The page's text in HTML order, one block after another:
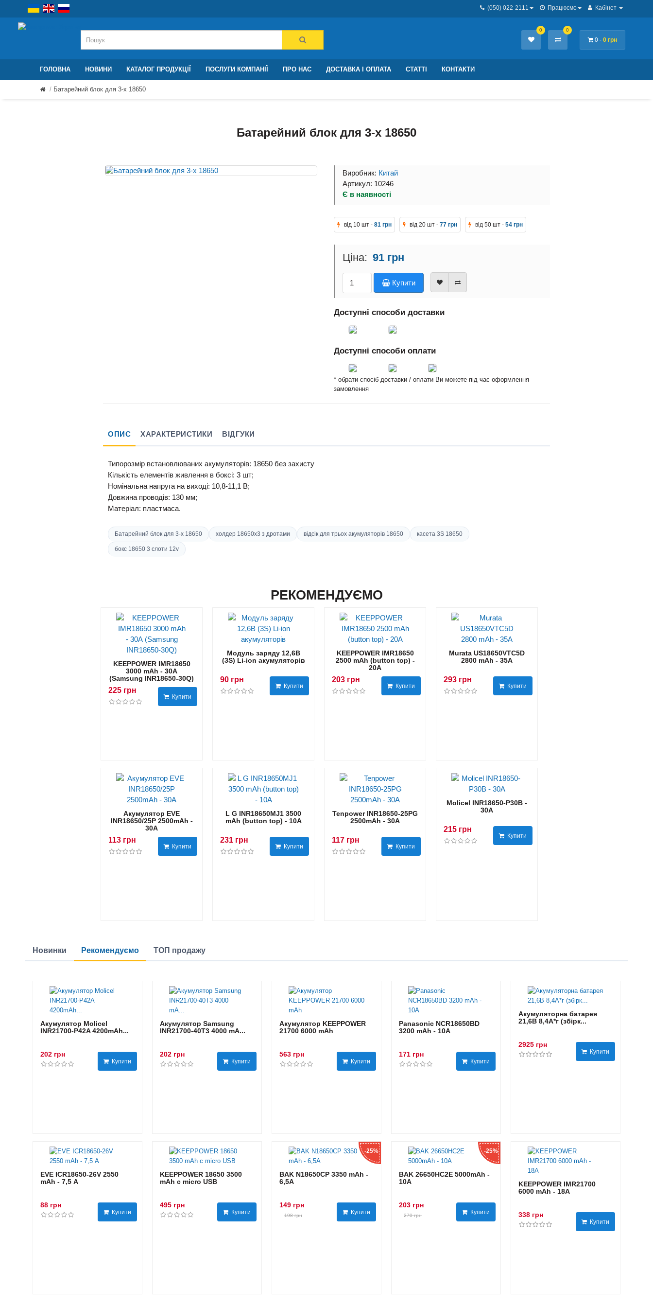
(050) 022-2111 Працюємо Кабінет
0 - 0 грн
0 0
ГОЛОВНА НОВИНИ КАТАЛОГ ПРОДУКЦІЇ ПОСЛУГИ КОМПАНІЇ ПРО НАС ДОСТАВКА І ОПЛАТА СТАТТІ КОНТАКТИ
Батарейний блок для 3-х 18650
Батарейний блок для 3-х 18650
Виробник: Китай
Артикул: 10246
Є в наявності
від 10 шт - 81 грн від 20 шт - 77 грн від 50 шт - 54 грн
91 грн
Купити
Доступні способи доставки
Доступні способи оплати
* обрати спосіб доставки / оплати Ви можете під час оформлення
замовлення
ОПИС ХАРАКТЕРИСТИКИ ВІДГУКИ
Типорозмір встановлюваних акумуляторів: 18650 без захисту
Кількість елементів живлення в боксі: 3 шт;
Номінальна напруга на виході: 10,8-11,1 В;
Довжина проводів: 130 мм;
Матеріал: пластмаса.
Батарейний блок для 3-х 18650 холдер 18650х3 з дротами відсік для трьох акумуляторів 18650 касета 3S 18650
бокс 18650 3 слоти 12v
РЕКОМЕНДУЄМО
KEEPPOWER IMR18650
3000 mAh - 30А
(Samsung INR18650-30Q)
225 грн
Купити
Модуль заряду 12,6В
(3S) Li-ion акумуляторів
90 грн
Купити
KEEPPOWER IMR18650
2500 mAh (button top) -
20А
203 грн
Купити
Murata US18650VTC5D
2800 mAh - 35А
293 грн
Купити
Акумулятор EVE
INR18650/25P 2500mAh -
30А
113 грн
Купити
L G INR18650MJ1 3500
mAh (button top) - 10А
231 грн
Купити
Tenpower INR18650-25PG
2500mAh - 30А
117 грн
Купити
Molicel INR18650-P30B -
30А
215 грн
Купити
Новинки Рекомендуємо ТОП продажу
Акумулятор Molicel
INR21700-P42A 4200mAh...
202 грн
Купити
Акумулятор Samsung
INR21700-40T3 4000 mA...
202 грн
Купити
Акумулятор KEEPPOWER
21700 6000 mAh
563 грн
Купити
Panasonic NCR18650BD
3200 mAh - 10А
171 грн
Купити
Акумуляторна батарея
21,6В 8,4A*г (збірк...
2925 грн
Купити
EVE ICR18650-26V 2550
mAh - 7,5 А
88 грн
Купити
KEEPPOWER 18650 3500
mAh с micro USB
495 грн
Купити
-25%
BAK N18650CP 3350 mAh -
6,5А
149 грн
198 грн Купити
-25%
BAK 26650HC2E 5000mAh -
10А
203 грн
270 грн Купити
KEEPPOWER IMR21700
6000 mAh - 18А
338 грн
Купити